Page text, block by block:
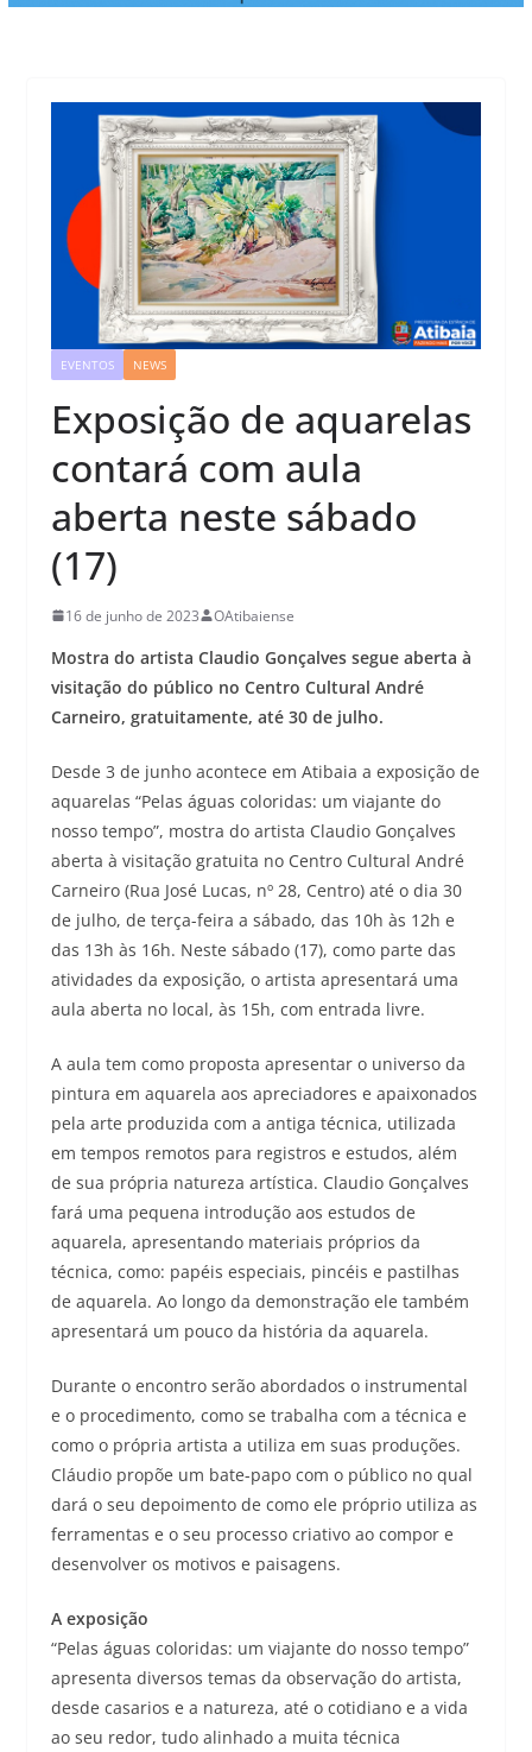
EVENTOS NEWS
Exposição de aquarelas
contará com aula
aberta neste sábado
(17)
16 de junho de 2023 OAtibaiense
Mostra do artista Claudio Gonçalves segue aberta à
visitação do público no Centro Cultural André
Carneiro, gratuitamente, até 30 de julho.
Desde 3 de junho acontece em Atibaia a exposição de
aquarelas “Pelas águas coloridas: um viajante do
nosso tempo”, mostra do artista Claudio Gonçalves
aberta à visitação gratuita no Centro Cultural André
Carneiro (Rua José Lucas, nº 28, Centro) até o dia 30
de julho, de terça-feira a sábado, das 10h às 12h e
das 13h às 16h. Neste sábado (17), como parte das
atividades da exposição, o artista apresentará uma
aula aberta no local, às 15h, com entrada livre.
A aula tem como proposta apresentar o universo da
pintura em aquarela aos apreciadores e apaixonados
pela arte produzida com a antiga técnica, utilizada
em tempos remotos para registros e estudos, além
de sua própria natureza artística. Claudio Gonçalves
fará uma pequena introdução aos estudos de
aquarela, apresentando materiais próprios da
técnica, como: papéis especiais, pincéis e pastilhas
de aquarela. Ao longo da demonstração ele também
apresentará um pouco da história da aquarela.
Durante o encontro serão abordados o instrumental
e o procedimento, como se trabalha com a técnica e
como o própria artista a utiliza em suas produções.
Cláudio propõe um bate-papo com o público no qual
dará o seu depoimento de como ele próprio utiliza as
ferramentas e o seu processo criativo ao compor e
desenvolver os motivos e paisagens.
A exposição
“Pelas águas coloridas: um viajante do nosso tempo”
apresenta diversos temas da observação do artista,
desde casarios e a natureza, até o cotidiano e a vida
ao seu redor, tudo alinhado a muita técnica